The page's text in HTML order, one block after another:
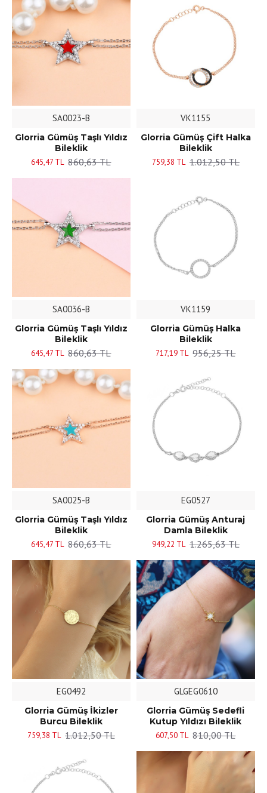
SA0023-B
Glorria Gümüş Taşlı Yıldız
Bileklik
645,47 TL 860,63 TL
VK1155
Glorria Gümüş Çift Halka
Bileklik
759,38 TL 1.012,50 TL
SA0036-B
Glorria Gümüş Taşlı Yıldız
Bileklik
645,47 TL 860,63 TL
VK1159
Glorria Gümüş Halka
Bileklik
717,19 TL 956,25 TL
SA0025-B
Glorria Gümüş Taşlı Yıldız
Bileklik
645,47 TL 860,63 TL
EG0527
Glorria Gümüş Anturaj
Damla Bileklik
949,22 TL 1.265,63 TL
EG0492
Glorria Gümüş İkizler
Burcu Bileklik
759,38 TL 1.012,50 TL
GLGEG0610
Glorria Gümüş Sedefli
Kutup Yıldızı Bileklik
607,50 TL 810,00 TL